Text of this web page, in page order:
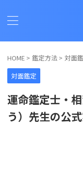
HOME > 鑑定方法 > 対面
対面鑑定
運命鑑定士・
う）先生の公